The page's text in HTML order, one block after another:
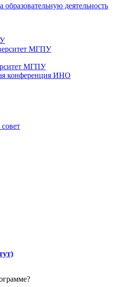
деятельность
МГПУ
МГПУ
конференция ИНО